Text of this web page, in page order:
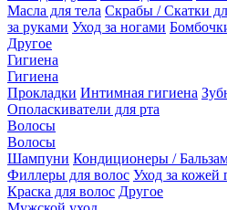
Масла для тела Скрабы / Скатки
за руками Уход за ногами
Другое
Гигиена
Гигиена
Прокладки Интимная гигиена
Ополаскиватели для рта
Волосы
Волосы
Шампуни Кондиционеры /
Филлеры для волос Уход за кожей
Краска для волос Другое